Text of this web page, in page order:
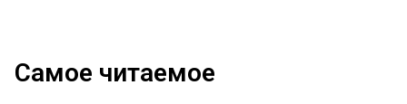
Самое читаемое